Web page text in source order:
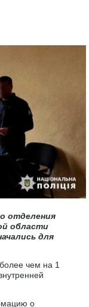
отделения
области
для
чем на 1
о